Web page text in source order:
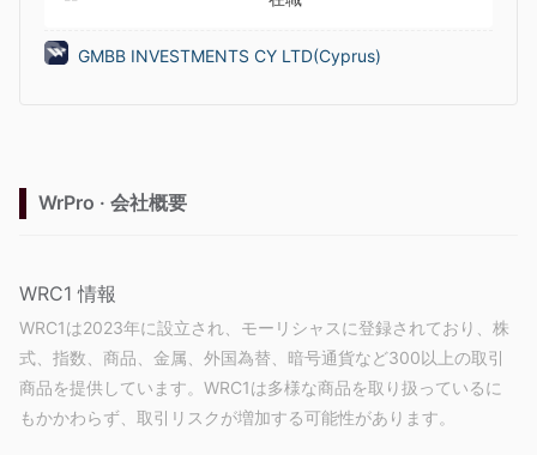
GMBB INVESTMENTS CY LTD(Cyprus)
WrPro · 会社概要
WRC1 情報
WRC1は2023年に設立され、モーリシャスに登録されており、株
式、指数、商品、金属、外国為替、暗号通貨など300以上の取引
商品を提供しています。WRC1は多様な商品を取り扱っているに
もかかわらず、取引リスクが増加する可能性があります。